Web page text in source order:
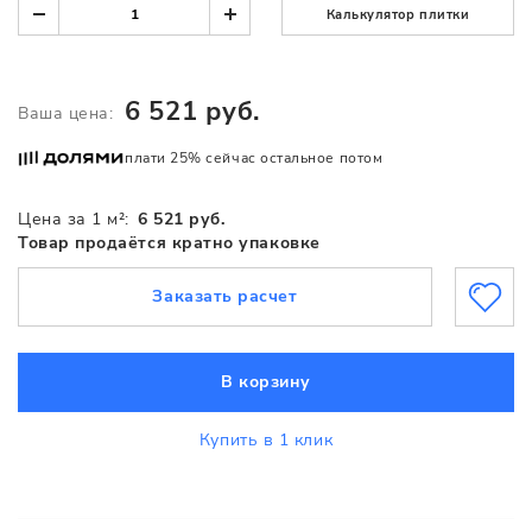
Цена за 1 м²: 6 521 руб.
Товар продаётся кратно упаковке
Калькулятор плитки
Ваша цена: 6 521 руб.
плати 25% сейчас остальное потом
В корзину
Купить в 1 клик
Заказать расчет